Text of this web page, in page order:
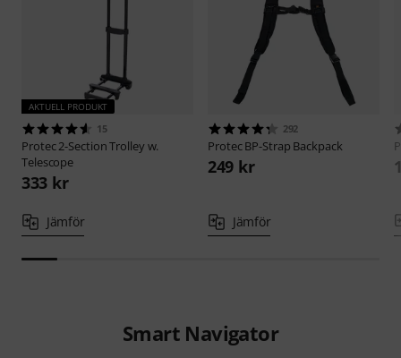
AKTUELL PRODUKT
15
Protec2-Section Trolley w.
Telescope
333 kr
Jämför
292
ProtecBP-Strap Backpack
249 kr
Jämför
Smart Navigator